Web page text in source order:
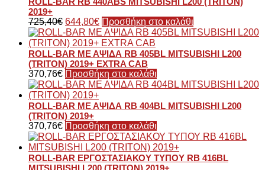
2019+
725,40€ 644,80€ Προσθήκη στο καλάθι
ROLL-BAR ΜΕ ΑΨΙΔΑ RB 405BL MITSUBISHI L200
(TRITON) 2019+ EXTRA CAB
370,76€ Προσθήκη στο καλάθι
ROLL-BAR ΜΕ ΑΨΙΔΑ RB 404BL MITSUBISHI L200
(TRITON) 2019+
370,76€ Προσθήκη στο καλάθι
ROLL-BAR ΕΡΓΟΣΤΑΣΙΑΚΟΥ ΤΥΠΟΥ RB 416BL
MITSUBISHI L200 (TRITON) 2019+